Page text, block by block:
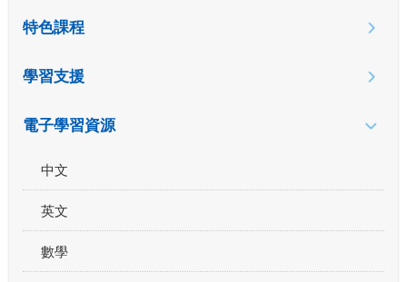
特色課程
學習支援
電子學習資源
中文
英文
數學